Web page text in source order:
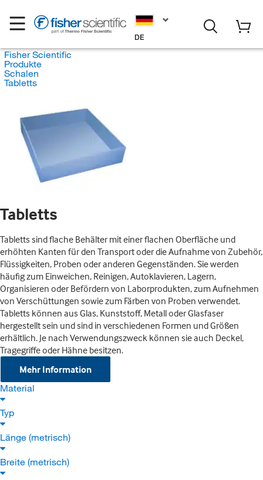
DE
Fisher Scientific
Produkte
Schalen
Tabletts
Tabletts
Tabletts sind flache Behälter mit einer flachen Oberfläche und
erhöhten Kanten für den Transport oder die Aufnahme von Zubehör,
Flüssigkeiten, Proben oder anderen Gegenständen. Sie werden
häufig zum Einweichen, Reinigen, Autoklavieren, Lagern,
Organisieren oder Befördern von Laborprodukten, zum Aufnehmen
von Verschüttungen sowie zum Färben von Proben verwendet.
Tabletts können aus Glas, Kunststoff, Metall oder Glasfaser
hergestellt sein und sind in verschiedenen Formen und Größen
erhältlich. Je nach Verwendungszweck können sie auch Deckel,
Tragegriffe oder Hähne besitzen.
Mehr Information
Material
Typ
Länge (metrisch)
Breite (metrisch)